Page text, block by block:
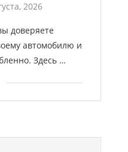
2026
доверяете
автомобилю и
Здесь …